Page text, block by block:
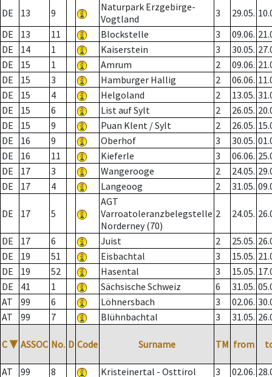
DE 13 9
Naturpark Erzgebirge-
Vogtland
3 29.05.
DE
13 11 Blockstelle 3 09.06.
DE
14 1 Kaiserstein 3 30.05.
DE
15 1 Amrum 2 09.06.
DE
15 3 Hamburger Hallig 2 06.06.
DE
15 4 Helgoland 2 13.05.
DE
15 6 List auf Sylt 2 26.05.
DE
15 9 Puan Klent / Sylt 2 26.05.
DE
16 9 Oberhof 3 30.05.
DE
16 11 Kieferle 3 06.06.
DE
17 3 Wangerooge 2 24.05.
DE
17 4 Langeoog 2 31.05.
DE 17 5
AGT
Varroatoleranzbelegstelle
Norderney (70)
2 24.05.
DE 17 6 Juist 2 25.05.
DE
19 51 Eisbachtal 3 15.05.
DE
19 52 Hasental 3 15.05.
DE
41 1 Sächsische Schweiz 6 31.05.
AT
99 6 Löhnersbach 3 02.06.
AT
99 7 Blühnbachtal 3 31.05.
C ▼ ASSOC No. D Code Surname TM from
AT 99 8 Kristeinertal - Osttirol 3 02.06.